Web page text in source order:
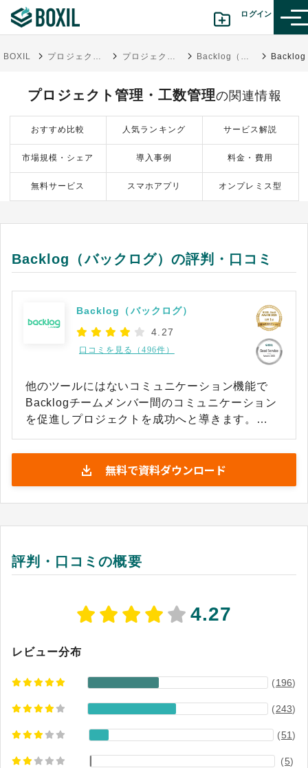
ログイン
診断から探す(β版)
記事から探す
BOXILの使い方ガイド 情報掲載をご希望の方へ
BOXIL プロジェクト管理ツール比較20選 タイプ別おすすめサービス・口コミ評判 プロジェクト管理・工数管理 Backlog（バックログ）
プロジェクト管理・工数管理の関連情報
おすすめ比較 人気ランキング サービス解説
市場規模・シェア 導入事例 料金・費用
無料サービス スマホアプリ オンプレミス型
Backlog（バックログ）の評判・口コミ
Backlog（バックログ）
4.27
口コミを見る（496件）
他のツールにはないコミュニケーション機能で
Backlogチームメンバー間のコミュニケーション
を促進しプロジェクトを成功へと導きます。
の情報をWeb上で一元管理。インターネット環境
があれば、「誰でも・いつでも・どこからでも」
プロジェクト管理＆課題管理ができます。使いや
すいユーザインターフェースを追求しているの
できます。
無料で資料ダウンロード
評判・口コミの概要
4.27
レビュー分布
(196)
(243)
(51)
(5)